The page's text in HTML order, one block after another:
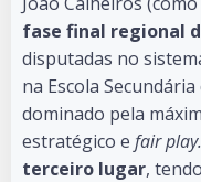
fase final regional
disputadas no
na Escola
dominado pela
estratégico e fair play.
terceiro lugar,